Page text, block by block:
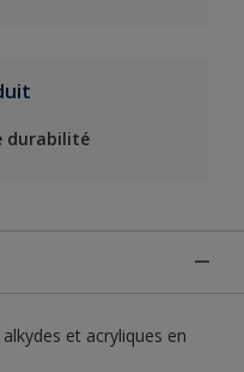
durabilité
et acryliques en